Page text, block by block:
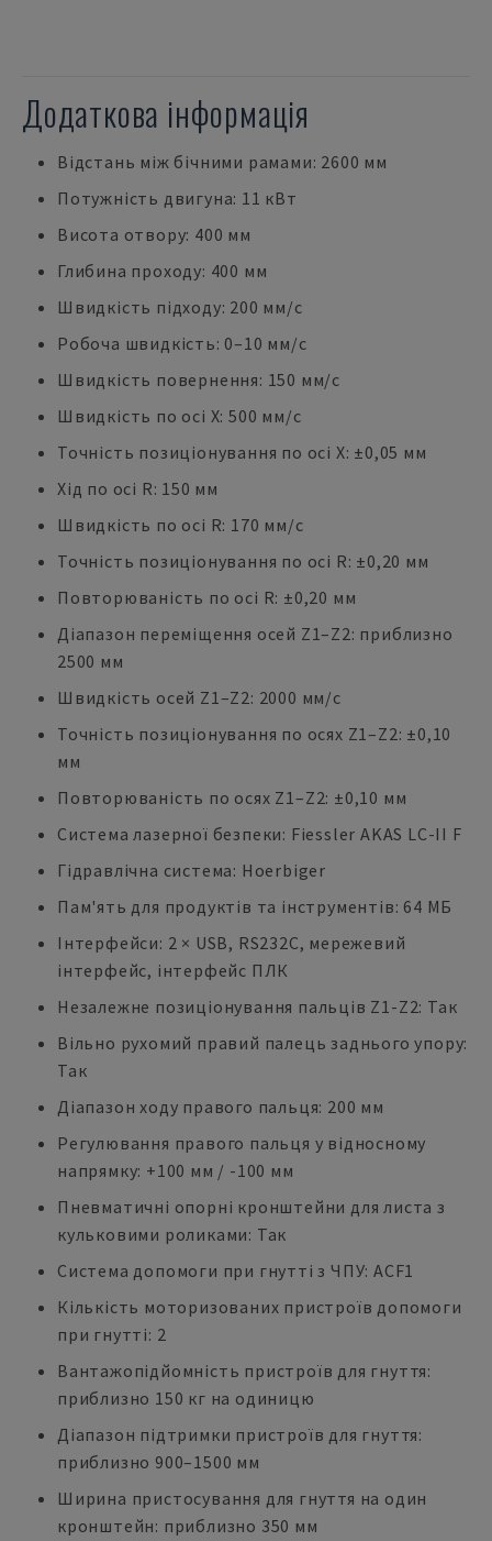
Додаткова інформація
Відстань між бічними рамами: 2600 мм
Потужність двигуна: 11 кВт
Висота отвору: 400 мм
Глибина проходу: 400 мм
Швидкість підходу: 200 мм/с
Робоча швидкість: 0–10 мм/с
Швидкість повернення: 150 мм/с
Швидкість по осі X: 500 мм/с
Точність позиціонування по осі X: ±0,05 мм
Хід по осі R: 150 мм
Швидкість по осі R: 170 мм/с
Точність позиціонування по осі R: ±0,20 мм
Повторюваність по осі R: ±0,20 мм
Діапазон переміщення осей Z1–Z2: приблизно
2500 мм
Швидкість осей Z1–Z2: 2000 мм/с
Точність позиціонування по осях Z1–Z2: ±0,10
мм
Повторюваність по осях Z1–Z2: ±0,10 мм
Система лазерної безпеки: Fiessler AKAS LC-II F
Гідравлічна система: Hoerbiger
Пам'ять для продуктів та інструментів: 64 МБ
Інтерфейси: 2 × USB, RS232C, мережевий
інтерфейс, інтерфейс ПЛК
Незалежне позиціонування пальців Z1-Z2: Так
Вільно рухомий правий палець заднього упору:
Так
Діапазон ходу правого пальця: 200 мм
Регулювання правого пальця у відносному
напрямку: +100 мм / -100 мм
Пневматичні опорні кронштейни для листа з
кульковими роликами: Так
Система допомоги при гнутті з ЧПУ: ACF1
Кількість моторизованих пристроїв допомоги
при гнутті: 2
Вантажопідйомність пристроїв для гнуття:
приблизно 150 кг на одиницю
Діапазон підтримки пристроїв для гнуття:
приблизно 900–1500 мм
Ширина пристосування для гнуття на один
кронштейн: приблизно 350 мм